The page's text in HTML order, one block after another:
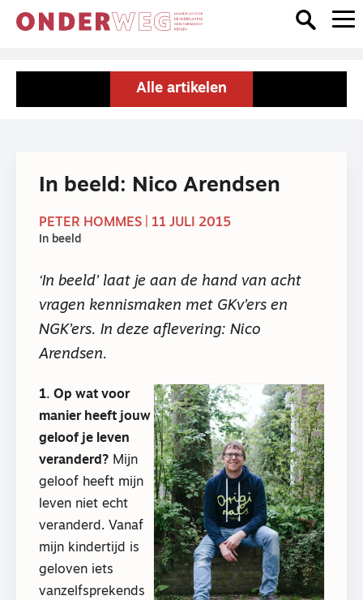
Alle artikelen
In beeld: Nico Arendsen
PETER HOMMES | 11 JULI 2015
In beeld
‘In beeld’ laat je aan de hand van acht
vragen kennismaken met GKv’ers en
NGK’ers. In deze aflevering: Nico
Arendsen.
1. Op wat voor
manier heeft jouw
geloof je leven
veranderd? Mijn
geloof heeft mijn
leven niet echt
veranderd. Vanaf
mijn kindertijd is
geloven iets
vanzelfsprekends